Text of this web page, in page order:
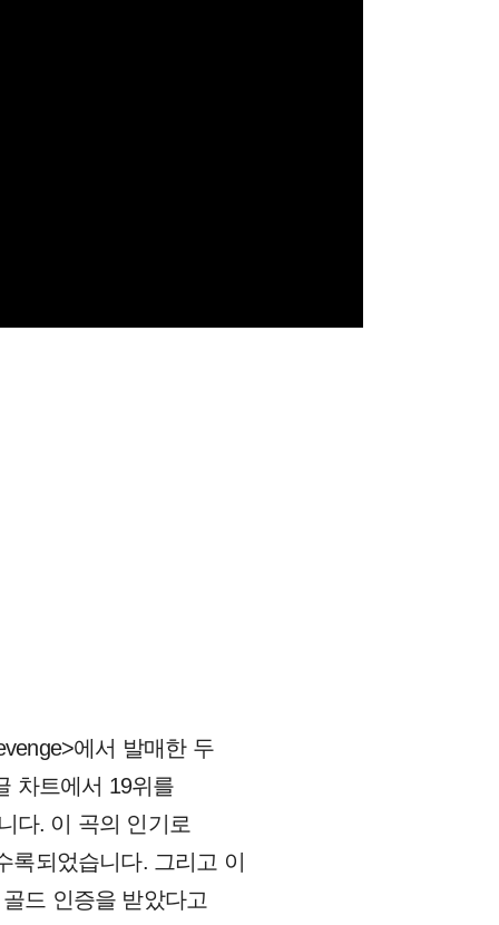
에서 발매한 두
차트에서 19위를
다. 이 곡의 인기로
록되었습니다. 그리고 이
드 인증을 받았다고